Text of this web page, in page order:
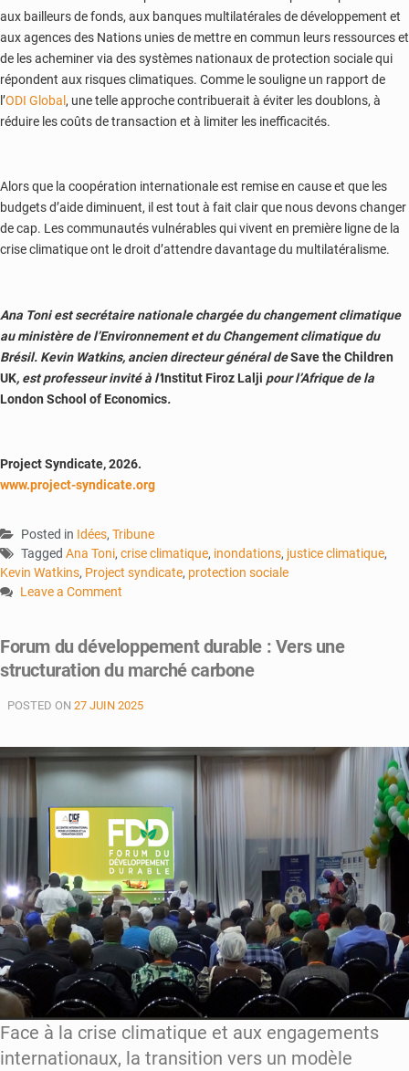
aux bailleurs de fonds, aux banques multilatérales de développement et
aux agences des Nations unies de mettre en commun leurs ressources et
de les acheminer via des systèmes nationaux de protection sociale qui
répondent aux risques climatiques. Comme le souligne un rapport de
l’ODI Global , une telle approche contribuerait à éviter les doublons, à
réduire les coûts de transaction et à limiter les inefficacités.
Alors que la coopération internationale est remise en cause et que les
budgets d’aide diminuent, il est tout à fait clair que nous devons changer
de cap. Les communautés vulnérables qui vivent en première ligne de la
crise climatique ont le droit d’attendre davantage du multilatéralisme.
Ana Toni est secrétaire nationale chargée du changement climatique
au ministère de l’Environnement et du Changement climatique du
Brésil. Kevin Watkins, ancien directeur général deSave the Children
UK, est professeur invité à l’Institut Firoz Lalji pour l’Afrique de la
London School of Economics.
Project Syndicate, 2026.
www.project-syndicate.org
Posted in Idées, Tribune
Tagged Ana Toni, crise climatique, inondations, justice climatique,
Kevin Watkins, Project syndicate, protection sociale
Leave a Comment
sur
la
sociale
renforcer
la
résilience
climatique
Forum du développement durable : Vers une
structuration du marché carbone
POSTED ON 27 JUIN 2025
Face à la crise climatique et aux engagements
internationaux, la transition vers un modèle